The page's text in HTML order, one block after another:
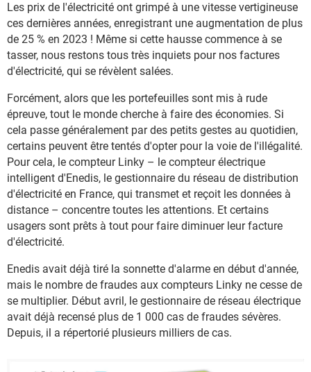
Les prix de l'électricité ont grimpé à une vitesse vertigineuse
ces dernières années, enregistrant une augmentation de plus
de 25 % en 2023 ! Même si cette hausse commence à se
tasser, nous restons tous très inquiets pour nos factures
d'électricité, qui se révèlent salées.
Forcément, alors que les portefeuilles sont mis à rude
épreuve, tout le monde cherche à faire des économies. Si
cela passe généralement par des petits gestes au quotidien,
certains peuvent être tentés d'opter pour la voie de l'illégalité.
Pour cela, le compteur Linky – le compteur électrique
intelligent d'Enedis, le gestionnaire du réseau de distribution
d'électricité en France, qui transmet et reçoit les données à
distance – concentre toutes les attentions. Et certains
usagers sont prêts à tout pour faire diminuer leur facture
d'électricité.
Enedis avait déjà tiré la sonnette d'alarme en début d'année,
mais le nombre de fraudes aux compteurs Linky ne cesse de
se multiplier. Début avril, le gestionnaire de réseau électrique
avait déjà recensé plus de 1 000 cas de fraudes sévères.
Depuis, il a répertorié plusieurs milliers de cas.